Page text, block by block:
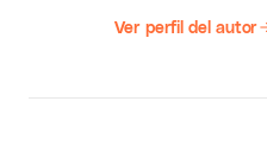
Ver perfil del autor